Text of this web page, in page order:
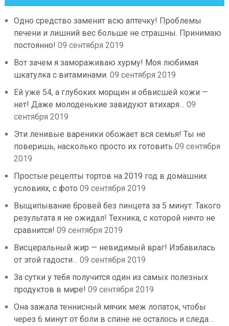
Одно средство заменит всю аптечку! Проблемы
печени и лишний вес больше не страшны. Принимаю
постоянно! 09 сентября 2019
Вот зачем я замораживаю хурму! Моя любимая
шкатулка с витаминами. 09 сентября 2019
Ей уже 54, а глубоких морщин и обвисшей кожи —
нет! Даже молоденькие завидуют втихаря… 09
сентября 2019
Эти ленивые вареники обожает вся семья! Ты не
поверишь, насколько просто их готовить 09 сентября
2019
Простые рецепты тортов на 2019 год в домашних
условиях, с фото 09 сентября 2019
Выщипывание бровей без пинцета за 5 минут. Такого
результата я не ожидал! Техника, с которой ничто не
сравнится! 09 сентября 2019
Висцеральный жир — невидимый враг! Избавилась
от этой гадости… 09 сентября 2019
За сутки у тебя получится один из самых полезных
продуктов в мире! 09 сентября 2019
Она зажала теннисный мячик меж лопаток, чтобы
через 6 минут от боли в спине не осталось и следа…